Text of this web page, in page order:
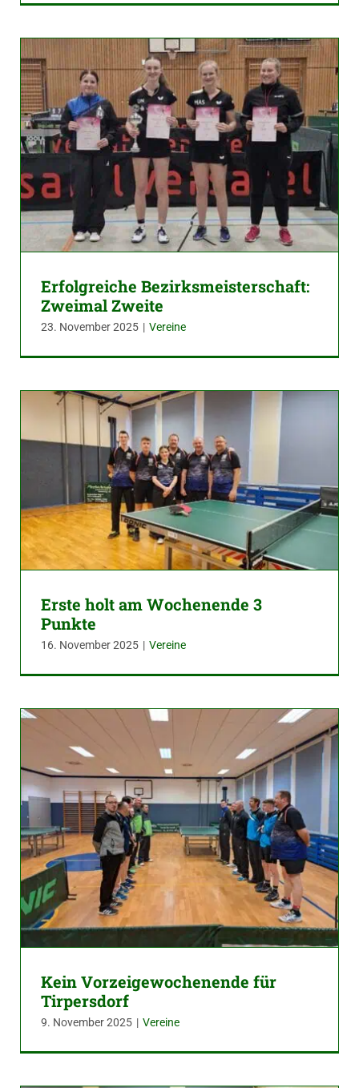
Erfolgreiche Bezirksmeisterschaft:
Zweimal Zweite
23. November 2025 | Vereine
Erste holt am Wochenende 3
Punkte
16. November 2025 | Vereine
Kein Vorzeigewochenende für
Tirpersdorf
9. November 2025 | Vereine